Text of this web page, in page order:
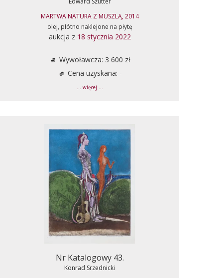
MARTWA NATURA Z MUSZLĄ, 2014
olej, płótno naklejone na płytę
aukcja z 18 stycznia 2022
Wywoławcza: 3 600 zł
Cena uzyskana: -
... więcej ...
Nr Katalogowy 43.
Konrad Srzednicki